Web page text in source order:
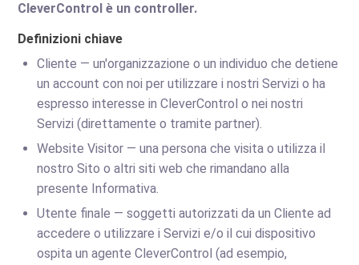
CleverControl è un controller.
Definizioni chiave
Cliente — un'organizzazione o un individuo che detiene
un account con noi per utilizzare i nostri Servizi o ha
espresso interesse in CleverControl o nei nostri
Servizi (direttamente o tramite partner).
Website Visitor — una persona che visita o utilizza il
nostro Sito o altri siti web che rimandano alla
presente Informativa.
Utente finale — soggetti autorizzati da un Cliente ad
accedere o utilizzare i Servizi e/o il cui dispositivo
ospita un agente CleverControl (ad esempio,